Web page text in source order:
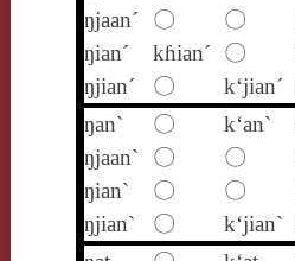
ŋjaan´
〇 〇
ŋian´
kɦian´ 〇
ŋjian´
〇 k‘jian´
ŋan`
〇 k‘an`
ŋjaan`
〇 〇
ŋian`
〇 〇
ŋjian`
〇 k‘jian`